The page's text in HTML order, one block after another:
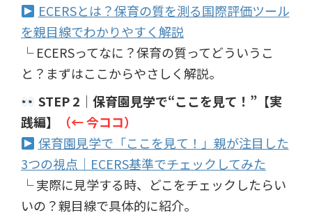
ECERSとは？保育の質を測る国際評価ツール
を親目線でわかりやすく解説
└ ECERSってなに？保育の質ってどういうこ
と？まずはここからやさしく解説。
STEP 2｜保育園見学で“ここを見て！”【実
践編】
（← 今ココ）
保育園見学で「ここを見て！」親が注目した
3つの視点｜ECERS基準でチェックしてみた
└ 実際に見学する時、どこをチェックしたらい
いの？親目線で具体的に紹介。